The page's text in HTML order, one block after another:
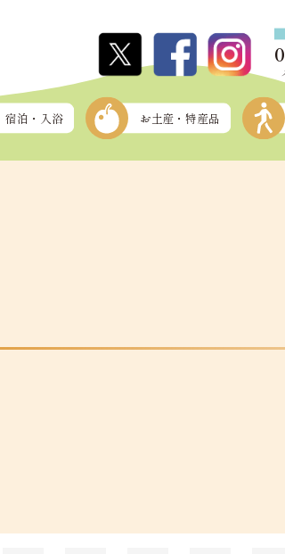
宿泊・入浴 お土産・特産品